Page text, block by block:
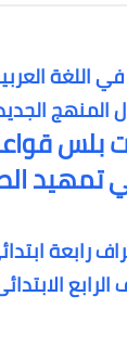
اللغة
المنهج
بلس
تمهيد
رابعة